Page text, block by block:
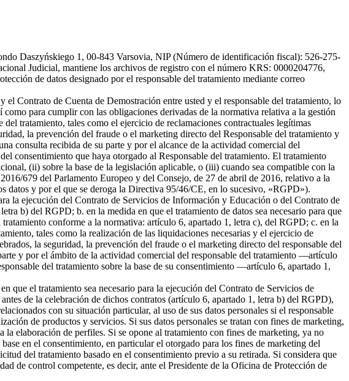
Daszyńskiego 1, 00-843 Varsovia, NIP (Número de identificación fiscal): 526-275-
Judicial, mantiene los archivos de registro con el número KRS: 0000204776,
de datos designado por el responsable del tratamiento mediante correo
Contrato de Cuenta de Demostración entre usted y el responsable del tratamiento, lo
para cumplir con las obligaciones derivadas de la normativa relativa a la gestión
tratamiento, tales como el ejercicio de reclamaciones contractuales legítimas
la prevención del fraude o el marketing directo del Responsable del tratamiento y
consulta recibida de su parte y por el alcance de la actividad comercial del
consentimiento que haya otorgado al Responsable del tratamiento. El tratamiento
(ii) sobre la base de la legislación aplicable, o (iii) cuando sea compatible con la
679 del Parlamento Europeo y del Consejo, de 27 de abril de 2016, relativo a la
datos y por el que se deroga la Directiva 95/46/CE, en lo sucesivo, «RGPD»).
la ejecución del Contrato de Servicios de Información y Educación o del Contrato de
b) del RGPD; b. en la medida en que el tratamiento de datos sea necesario para que
conforme a la normativa: artículo 6, apartado 1, letra c), del RGPD; c. en la
tales como la realización de las liquidaciones necesarias y el ejercicio de
la seguridad, la prevención del fraude o el marketing directo del responsable del
y por el ámbito de la actividad comercial del responsable del tratamiento —artículo
del tratamiento sobre la base de su consentimiento —artículo 6, apartado 1,
que el tratamiento sea necesario para la ejecución del Contrato de Servicios de
de la celebración de dichos contratos (artículo 6, apartado 1, letra b) del RGPD),
con su situación particular, al uso de sus datos personales si el responsable
de productos y servicios. Si sus datos personales se tratan con fines de marketing,
elaboración de perfiles. Si se opone al tratamiento con fines de marketing, ya no
en el consentimiento, en particular el otorgado para los fines de marketing del
del tratamiento basado en el consentimiento previo a su retirada. Si considera que
de control competente, es decir, ante el Presidente de la Oficina de Protección de